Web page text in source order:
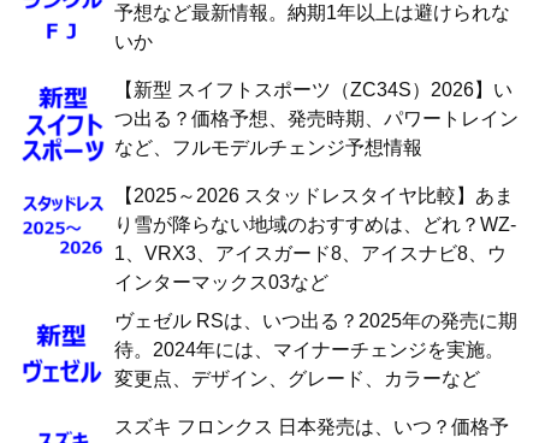
予想など最新情報。納期1年以上は避けられな
いか
【新型 スイフトスポーツ（ZC34S）2026】い
つ出る？価格予想、発売時期、パワートレイン
など、フルモデルチェンジ予想情報
【2025～2026 スタッドレスタイヤ比較】あま
り雪が降らない地域のおすすめは、どれ？WZ-
1、VRX3、アイスガード8、アイスナビ8、ウ
インターマックス03など
ヴェゼル RSは、いつ出る？2025年の発売に期
待。2024年には、マイナーチェンジを実施。
変更点、デザイン、グレード、カラーなど
スズキ フロンクス 日本発売は、いつ？価格予